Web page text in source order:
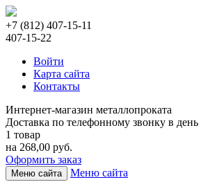
+7 (812) 407-15-11
407-15-22
Войти
Карта сайта
Контакты
Интернет-магазин металлопроката
Доставка по телефонному звонку в
1 товар
на 268,00 руб.
Оформить заказ
Меню сайта Меню сайта